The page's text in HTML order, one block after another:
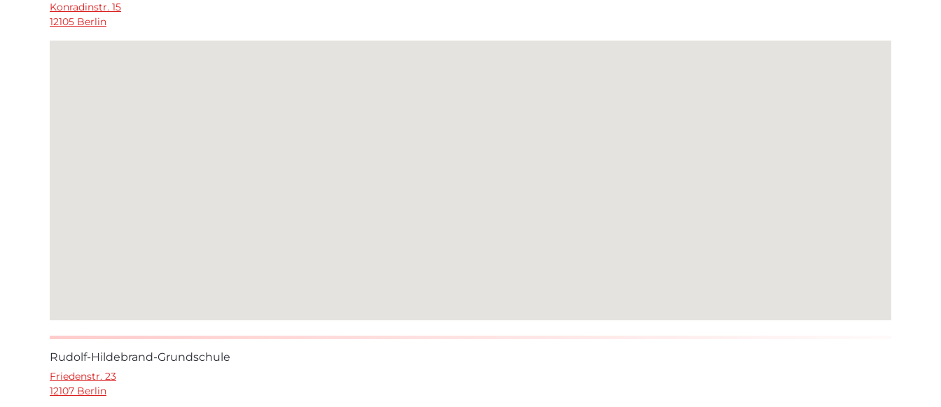
Konradinstr. 15
12105 Berlin
Rudolf-Hildebrand-Grundschule
Friedenstr. 23
12107 Berlin